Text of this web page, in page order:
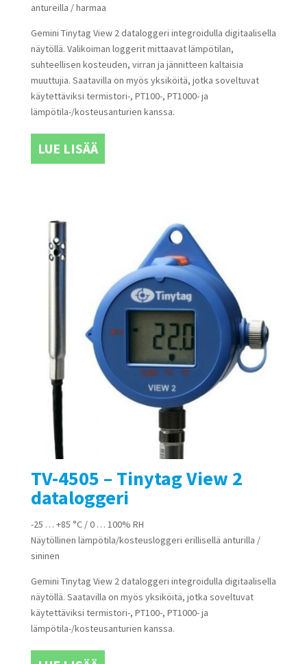
antureilla / harmaa
Gemini Tinytag View 2 dataloggeri integroidulla digitaalisella
näytöllä. Valikoiman loggerit mittaavat lämpötilan,
suhteellisen kosteuden, virran ja jännitteen kaltaisia
muuttujia. Saatavilla on myös yksiköitä, jotka soveltuvat
käytettäviksi termistori-, PT100-, PT1000- ja
lämpötila-/kosteusanturien kanssa.
LUE LISÄÄ
TV-4505 – Tinytag View 2
dataloggeri
-25 … +85 °C / 0 … 100% RH
Näytöllinen lämpötila/kosteusloggeri erillisellä anturilla /
sininen
Gemini Tinytag View 2 dataloggeri integroidulla digitaalisella
näytöllä. Saatavilla on myös yksiköitä, jotka soveltuvat
käytettäviksi termistori-, PT100-, PT1000- ja
lämpötila-/kosteusanturien kanssa.